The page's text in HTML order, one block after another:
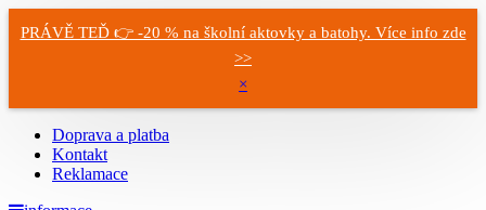
PRÁVĚ TEĎ 👉 -20 % na školní aktovky a batohy. Více info zde
>>
×
Doprava a platba
Kontakt
Reklamace